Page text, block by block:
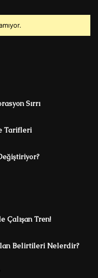
Sırrı
Tarifleri
Çalışan Tren!
Belirtileri Nelerdir?